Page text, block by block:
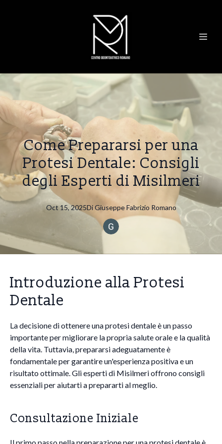
Come Prepararsi per una
Protesi Dentale: Consigli
degli Esperti di Misilmeri
Oct 15, 2025Di Giuseppe Fabrizio Romano
Introduzione alla Protesi
Dentale
La decisione di ottenere una protesi dentale è un passo
importante per migliorare la propria salute orale e la qualità
della vita. Tuttavia, prepararsi adeguatamente è
fondamentale per garantire un'esperienza positiva e un
risultato ottimale. Gli esperti di Misilmeri offrono consigli
essenziali per aiutarti a prepararti al meglio.
Consultazione Iniziale